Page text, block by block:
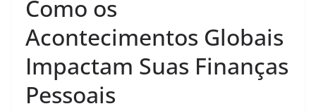
Como os
Acontecimentos Globais
Impactam Suas Finanças
Pessoais